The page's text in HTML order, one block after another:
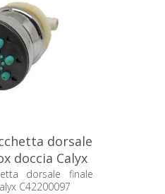
dorsale
doccia Calyx
dorsale finale
C42200097